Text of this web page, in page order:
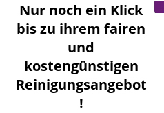
Nur noch ein Klick
bis zu ihrem fairen
und
kostengünstigen
Reinigungsangebot
!